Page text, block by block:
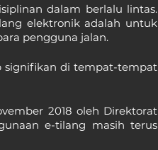
dalam berlalu lintas.
elektronik adalah untuk
pengguna jalan.
signifikan di tempat-tempat
2018 oleh Direktorat
e-tilang masih terus